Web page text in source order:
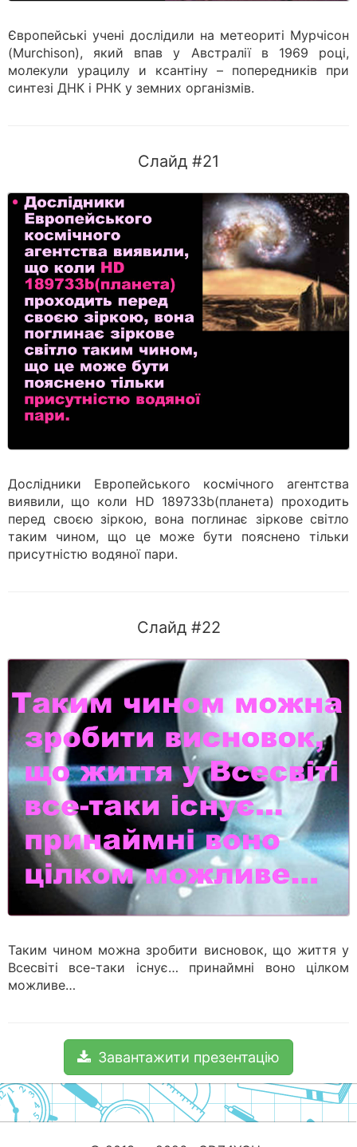
Європейські учені дослідили на метеориті Мурчісон
(Murchison), який впав у Австралії в 1969 році,
молекули урацилу и ксантіну – попередників при
синтезі ДНК і РНК у земних організмів.
Слайд #21
Дослідники Европейського космічного агентства
виявили, що коли HD 189733b(планета) проходить
перед своєю зіркою, вона поглинає зіркове світло
таким чином, що це може бути пояснено тільки
присутністю водяної пари.
Слайд #22
Таким чином можна зробити висновок, що життя у
Всесвіті все-таки існує… принаймні воно цілком
можливе…
Завантажити презентацію